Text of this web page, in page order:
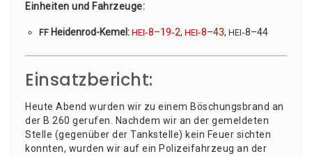
Ein­hei­ten und Fahr­zeu­ge:
FF Hei­den­rod-Kemel: HEI‑8–19‑2, HEI‑8–43, HEI‑8–44
Einsatzbericht:
Heu­te Abend wur­den wir zu einem Böschungs­brand an
der B 260 geru­fen. Nach­dem wir an der gemel­de­ten
Stel­le (gegen­über der Tank­stel­le) kein Feu­er sich­ten
konn­ten, wur­den wir auf ein Poli­zei­fahr­zeug an der